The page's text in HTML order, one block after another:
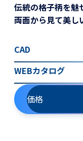
伝統の格子柄を魅
両面から見て美し
CAD
WEBカタログ
価格